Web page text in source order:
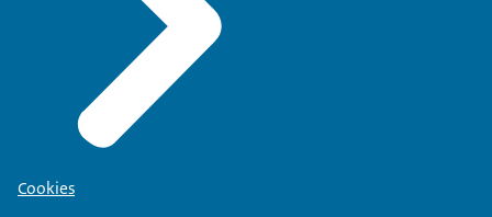
Cookies